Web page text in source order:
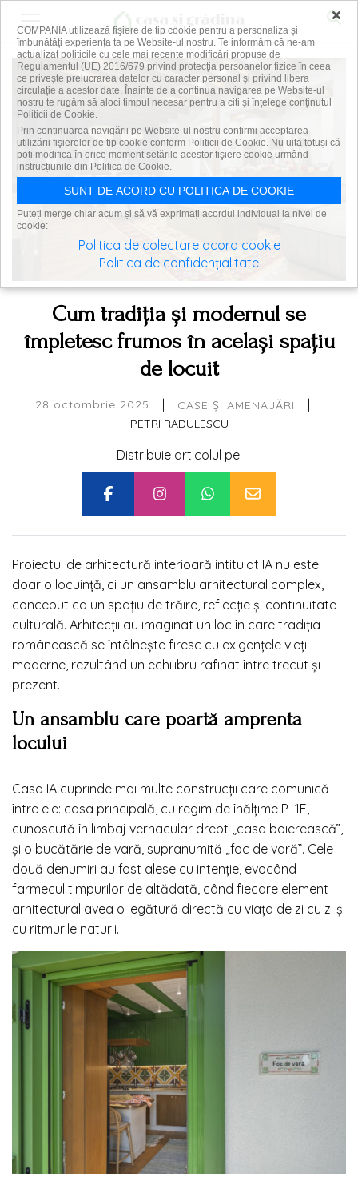
Cum tradiția și modernul se
împletesc frumos în același spațiu
de locuit
28 octombrie 2025 | CASE ȘI AMENAJĂRI |
PETRI RADULESCU
Distribuie articolul pe:
Proiectul de arhitectură interioară intitulat IA nu este
doar o locuință, ci un ansamblu arhitectural complex,
conceput ca un spațiu de trăire, reflecție și continuitate
culturală. Arhitecții au imaginat un loc în care tradiția
românească se întâlnește firesc cu exigențele vieții
moderne, rezultând un echilibru rafinat între trecut și
prezent.
Un ansamblu care poartă amprenta
locului
Casa IA cuprinde mai multe construcții care comunică
între ele: casa principală, cu regim de înălțime P+1E,
cunoscută în limbaj vernacular drept „casa boierească”,
și o bucătărie de vară, supranumită „foc de vară”. Cele
două denumiri au fost alese cu intenție, evocând
farmecul timpurilor de altădată, când fiecare element
arhitectural avea o legătură directă cu viața de zi cu zi și
cu ritmurile naturii.
×
COMPANIA utilizează fişiere de tip cookie pentru a personaliza și
îmbunătăți experiența ta pe Website-ul nostru. Te informăm că ne-am
actualizat politicile cu cele mai recente modificări propuse de
Regulamentul (UE) 2016/679 privind protecția persoanelor fizice în ceea
ce privește prelucrarea datelor cu caracter personal și privind libera
circulație a acestor date. Înainte de a continua navigarea pe Website-ul
nostru te rugăm să aloci timpul necesar pentru a citi și înțelege conținutul
Politicii de Cookie.
Prin continuarea navigării pe Website-ul nostru confirmi acceptarea
utilizării fişierelor de tip cookie conform Politicii de Cookie. Nu uita totuși că
poți modifica în orice moment setările acestor fişiere cookie urmând
instrucțiunile din Politica de Cookie.
SUNT DE ACORD CU POLITICA DE COOKIE
Puteți merge chiar acum și să vă exprimați acordul individual la nivel de
cookie:
Politica de colectare acord cookie
Politica de confidențialitate